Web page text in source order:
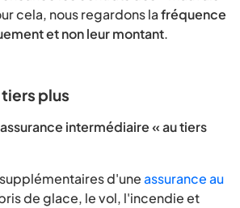
cela, nous regardons lafréquence
et non leur montant.
plus
intermédiaire « au tiers
d'uneassurance au
de glace, le vol, l'incendie et